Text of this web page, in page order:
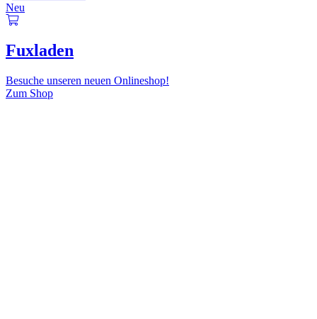
Neu
Fuxladen
Besuche unseren neuen Onlineshop!
Zum Shop